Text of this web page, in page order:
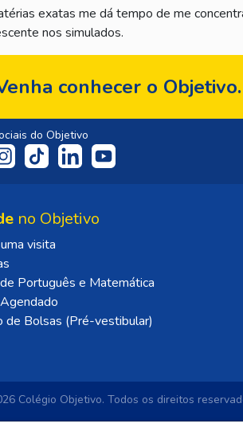
exatas me dá tempo de me
nos simulados.
conhecer o Objetivo.
do Objetivo
no Objetivo
visita
Português e Matemática
de Bolsas (Pré-vestibular)
Colégio Objetivo. Todos os direitos